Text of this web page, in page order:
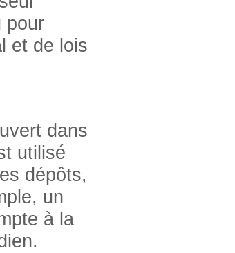
pour
et de lois
dans
utilisé
dépôts,
un
à la